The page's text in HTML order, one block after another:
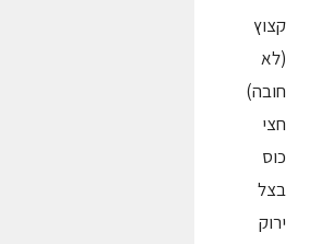
קצוץ
(לא
חובה)
חצי
כוס
בצל
ירוק